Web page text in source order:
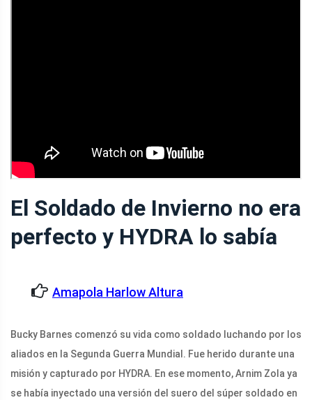
El Soldado de Invierno no era
perfecto y HYDRA lo sabía
Amapola Harlow Altura
Bucky Barnes comenzó su vida como soldado luchando por los
aliados en la Segunda Guerra Mundial. Fue herido durante una
misión y capturado por HYDRA. En ese momento, Arnim Zola ya
se había inyectado una versión del suero del súper soldado en